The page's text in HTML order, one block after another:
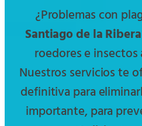
¿Problemas con
Santiago de la Ribera
roedores e
Nuestros servicios te
definitiva para
importante, para